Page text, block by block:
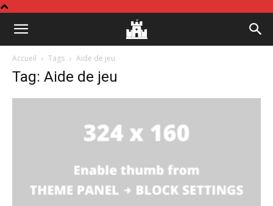
Board
Accueil Tags Aide de jeu
Tag: Aide de jeu